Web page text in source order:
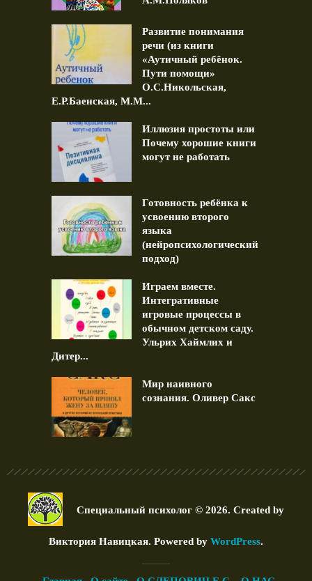
Развитие понимания
речи (из книги
«Аутичный ребёнок.
Пути помощи»
О.С.Никольская,
Е.Р.Баенская, М.М...
Иллюзия простоты или
Почему хорошие книги
могут не работать
Готовность ребёнка к
усвоению второго
языка
(нейропсихологический
подход)
Играем вместе.
Интегративные
игровые процессы в
обычном детском саду.
Ульрих Хаймлих и
Дитер...
Мир наивного
сознания. Оливер Сакс
Специальный психолог © 2026. Created by
Виктория Навицкая. Powered by WordPress.